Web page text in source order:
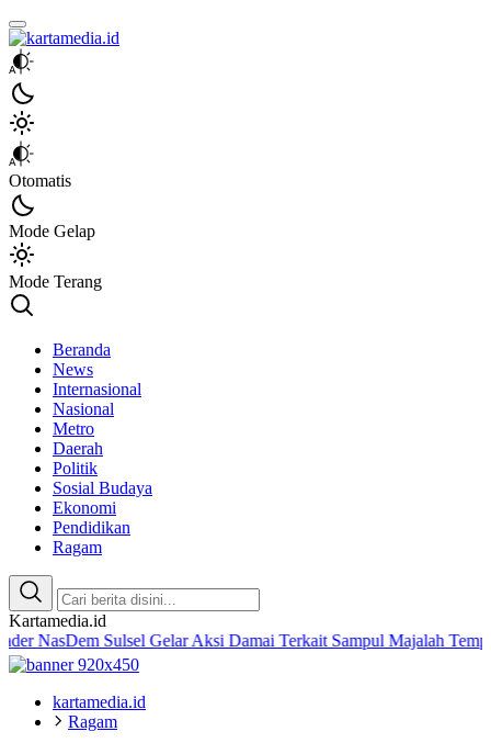
kartamedia.id
Jujur Mengabari
Otomatis
Mode Gelap
Mode Terang
Beranda
News
Internasional
Nasional
Metro
Daerah
Politik
Sosial Budaya
Ekonomi
Pendidikan
Ragam
Kartamedia.id
Sulsel Gelar Aksi Damai Terkait Sampul Majalah Tempo
kartamedia.id
Ragam